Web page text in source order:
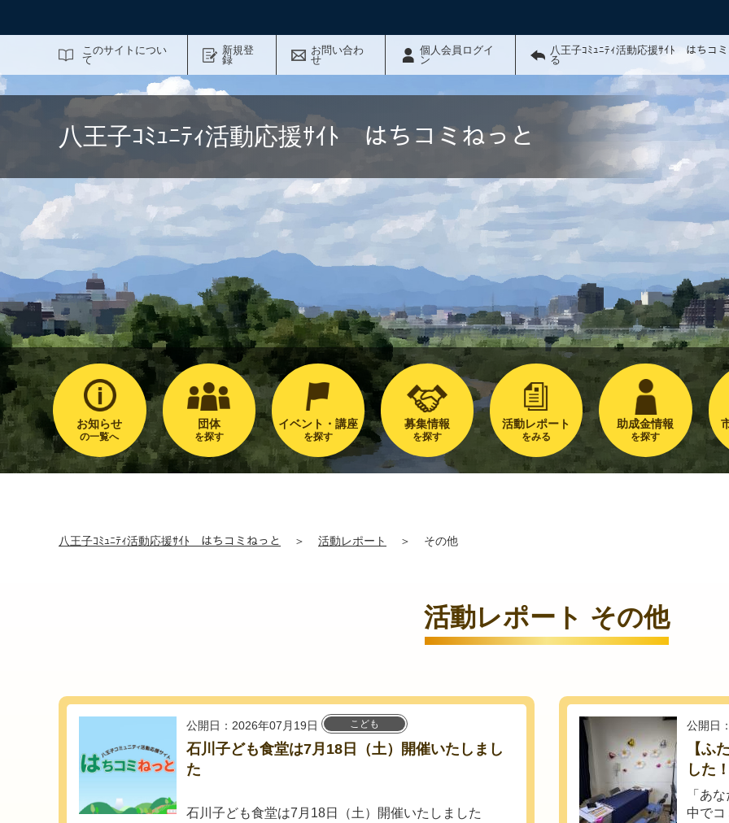
このサイトについ
て
新規登
録
お問い合わ
せ
個人会員ログイ
ン
八王子ｺﾐｭﾆﾃｨ活動応援ｻｲﾄ はちコ
る
八王子ｺﾐｭﾆﾃｨ活動応援ｻｲﾄ はちコミねっと
お知らせ
の一覧へ
団体
を探す
イベント・講座
を探す
募集情報
を探す
活動レポート
をみる
助成金情報
を探す
八王子ｺﾐｭﾆﾃｨ活動応援ｻｲﾄ はちコミねっと ＞ 活動レポート ＞ その他
活動レポート その他
公開日：2026年07月19日 こども
石川子ども食堂は7月18日（土）開催いたしまし
た
石川子ども食堂は7月18日（土）開催いたしました
公開日
【ふ
した！
「あ
中で